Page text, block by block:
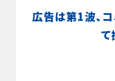
広告は第1波、
て